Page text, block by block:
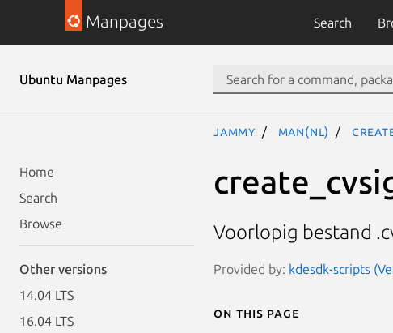
Manpages Search
Ubuntu Manpages
Home
Search
Browse
Other versions
14.04 LTS
16.04 LTS
jammy man(nl)
Voorlopig bestand
Provided by: kdesdk-scripts
On this page